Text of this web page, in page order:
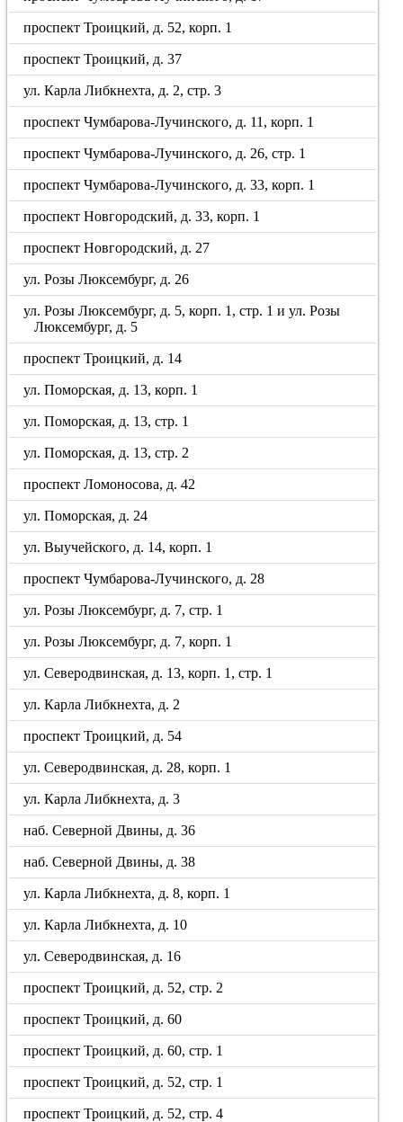
проспект Троицкий, д. 52, корп. 1
проспект Троицкий, д. 37
ул. Карла Либкнехта, д. 2, стр. 3
проспект Чумбарова-Лучинского, д. 11, корп. 1
проспект Чумбарова-Лучинского, д. 26, стр. 1
проспект Чумбарова-Лучинского, д. 33, корп. 1
проспект Новгородский, д. 33, корп. 1
проспект Новгородский, д. 27
ул. Розы Люксембург, д. 26
ул. Розы Люксембург, д. 5, корп. 1, стр. 1 и ул. Розы
Люксембург, д. 5
проспект Троицкий, д. 14
ул. Поморская, д. 13, корп. 1
ул. Поморская, д. 13, стр. 1
ул. Поморская, д. 13, стр. 2
проспект Ломоносова, д. 42
ул. Поморская, д. 24
ул. Выучейского, д. 14, корп. 1
проспект Чумбарова-Лучинского, д. 28
ул. Розы Люксембург, д. 7, стр. 1
ул. Розы Люксембург, д. 7, корп. 1
ул. Северодвинская, д. 13, корп. 1, стр. 1
ул. Карла Либкнехта, д. 2
проспект Троицкий, д. 54
ул. Северодвинская, д. 28, корп. 1
ул. Карла Либкнехта, д. 3
наб. Северной Двины, д. 36
наб. Северной Двины, д. 38
ул. Карла Либкнехта, д. 8, корп. 1
ул. Карла Либкнехта, д. 10
ул. Северодвинская, д. 16
проспект Троицкий, д. 52, стр. 2
проспект Троицкий, д. 60
проспект Троицкий, д. 60, стр. 1
проспект Троицкий, д. 52, стр. 1
проспект Троицкий, д. 52, стр. 4